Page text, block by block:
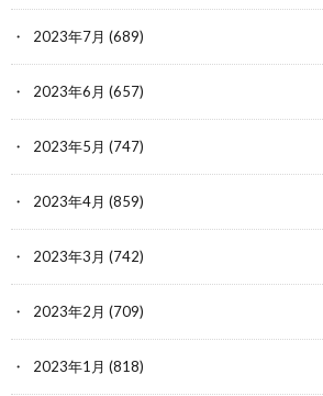
2023年7月 (689)
2023年6月 (657)
2023年5月 (747)
2023年4月 (859)
2023年3月 (742)
2023年2月 (709)
2023年1月 (818)